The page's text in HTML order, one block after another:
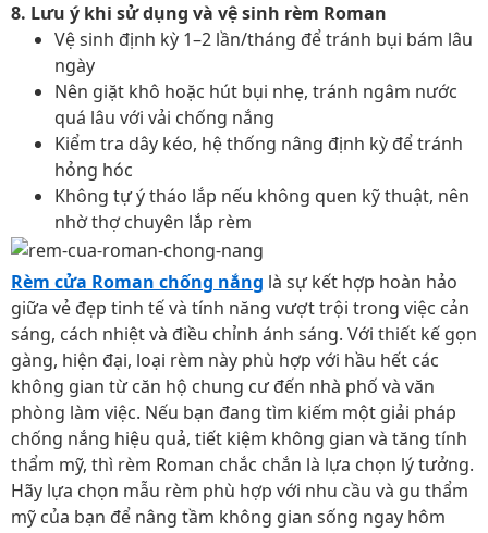
8. Lưu ý khi sử dụng và vệ sinh rèm Roman
Vệ sinh định kỳ 1–2 lần/tháng để tránh bụi bám lâu
ngày
Nên giặt khô hoặc hút bụi nhẹ, tránh ngâm nước
quá lâu với vải chống nắng
Kiểm tra dây kéo, hệ thống nâng định kỳ để tránh
hỏng hóc
Không tự ý tháo lắp nếu không quen kỹ thuật, nên
nhờ thợ chuyên lắp rèm
Rèm cửa Roman chống nắng là sự kết hợp hoàn hảo
giữa vẻ đẹp tinh tế và tính năng vượt trội trong việc cản
sáng, cách nhiệt và điều chỉnh ánh sáng. Với thiết kế gọn
gàng, hiện đại, loại rèm này phù hợp với hầu hết các
không gian từ căn hộ chung cư đến nhà phố và văn
phòng làm việc. Nếu bạn đang tìm kiếm một giải pháp
chống nắng hiệu quả, tiết kiệm không gian và tăng tính
thẩm mỹ, thì rèm Roman chắc chắn là lựa chọn lý tưởng.
Hãy lựa chọn mẫu rèm phù hợp với nhu cầu và gu thẩm
mỹ của bạn để nâng tầm không gian sống ngay hôm